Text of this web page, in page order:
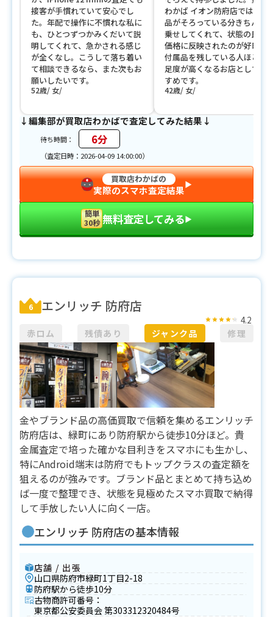
接客が手慣れていて安心でし
た。年配で操作に不慣れな私に
も、ひとつずつかみくだいて説
明してくれて、急かされる感じ
が全くなし。こうして落ち着い
て相談できるなら、また次もお
願いしたいです。
52歳 女
わかば イオン防府店では、付
品がそろっている分きちんと
乗せしてくれて、状態の良さ
価格に反映されたのが好印象
付属品を残している人ほど、
足度が高くなるお店としてお
すめです。
42歳 女
↓編集部が買取店わかばで査定してみた結果↓
待ち時間： 6分
（査定日時：2026-04-09 14:00:00）
買取店わかばの
実際のスマホ査定結果▶︎
簡単
30秒 無料査定してみる▶︎
6 エンリッチ 防府店
赤ロム 残債あり ジャンク品 修理
4.2
金やブランド品の高価買取で信頼を集めるエンリッチ
防府店は、緑町にあり防府駅から徒歩10分ほど。貴
金属査定で培った確かな目利きをスマホにも生かし、
特にAndroid端末は防府でもトップクラスの査定額を
狙えるのが強みです。ブランド品とまとめて持ち込め
ば一度で整理でき、状態を見極めたスマホ買取で納得
して手放したい人に向く一店。
エンリッチ 防府店の基本情報
店舗 / 出張
山口県防府市緑町1丁目2-18
防府駅から徒歩10分
古物商許可番号：
東京都公安委員会 第303312320484号